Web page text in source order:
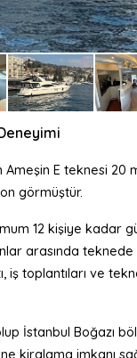
E teknesi 20
görmüştür.
12 kişiye kadar
arasında
toplantıları ve
İstanbul Boğazı
kiralama imkanı